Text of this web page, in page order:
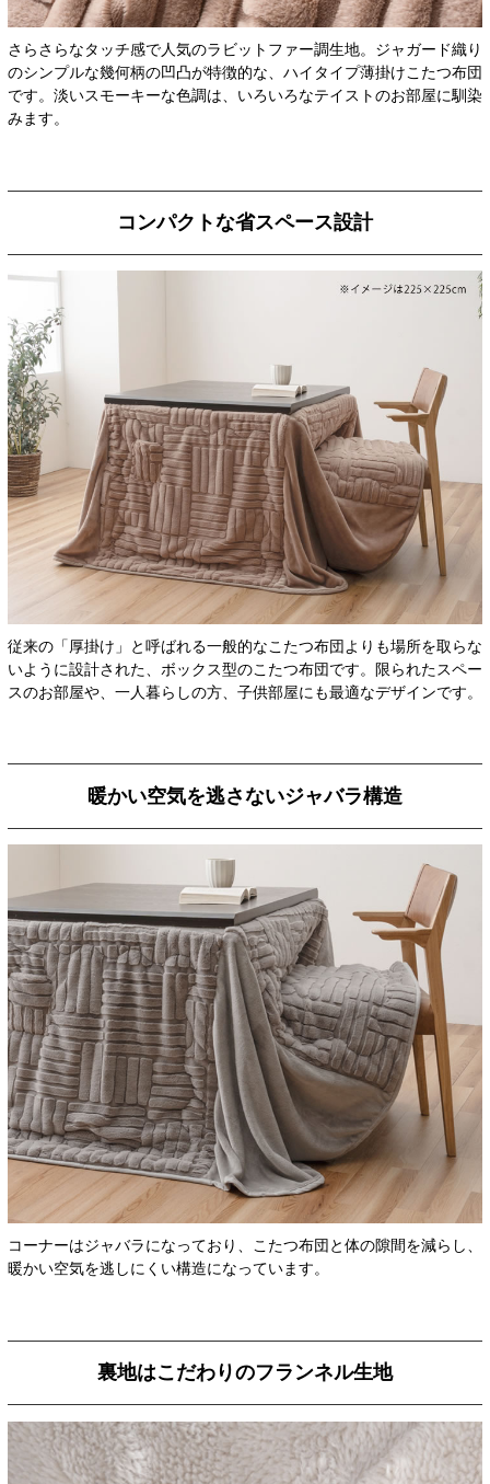
さらさらなタッチ感で人気のラビットファー調生地。ジャガード織り
のシンプルな幾何柄の凹凸が特徴的な、ハイタイプ薄掛けこたつ布団
です。淡いスモーキーな色調は、いろいろなテイストのお部屋に馴染
みます。
コンパクトな省スペース設計
従来の「厚掛け」と呼ばれる一般的なこたつ布団よりも場所を取らな
いように設計された、ボックス型のこたつ布団です。限られたスペー
スのお部屋や、一人暮らしの方、子供部屋にも最適なデザインです。
暖かい空気を逃さないジャバラ構造
コーナーはジャバラになっており、こたつ布団と体の隙間を減らし、
暖かい空気を逃しにくい構造になっています。
裏地はこだわりのフランネル生地